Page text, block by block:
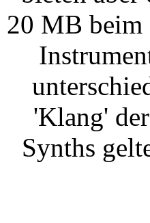
20 MB beim
'Klang'
Synths